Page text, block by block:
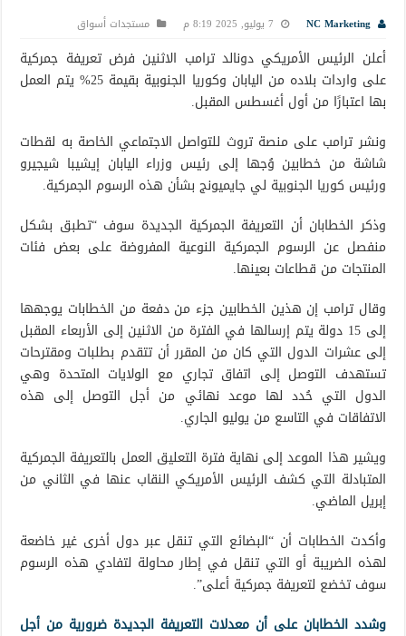
NC Marketing 7 يوليو, 2025 8:19 م مستجدات أسواق
أعلن الرئيس الأمريكي دونالد ترامب الاثنين فرض تعريفة جمركية
على واردات بلاده من اليابان وكوريا الجنوبية بقيمة 25% يتم العمل
بها اعتبارًا من أول أغسطس المقبل.
ونشر ترامب على منصة تروث للتواصل الاجتماعي الخاصة به لقطات
شاشة من خطابين وُجها إلى رئيس وزراء اليابان إيشيبا شيجيرو
ورئيس كوريا الجنوبية لي جايميونج بشأن هذه الرسوم الجمركية.
وذكر الخطابان أن التعريفة الجمركية الجديدة سوف “تطبق بشكل
منفصل عن الرسوم الجمركية النوعية المفروضة على بعض فئات
المنتجات من قطاعات بعينها.
وقال ترامب إن هذين الخطابين جزء من دفعة من الخطابات يوجهها
إلى 15 دولة يتم إرسالها في الفترة من الاثنين إلى الأربعاء المقبل
إلى عشرات الدول التي كان من المقرر أن تتقدم بطلبات ومقترحات
تستهدف التوصل إلى اتفاق تجاري مع الولايات المتحدة وهي
الدول التي حُدد لها موعد نهائي من أجل التوصل إلى هذه
الاتفاقات في التاسع من يوليو الجاري.
ويشير هذا الموعد إلى نهاية فترة التعليق العمل بالتعريفة الجمركية
المتبادلة التي كشف الرئيس الأمريكي النقاب عنها في الثاني من
إبريل الماضي.
وأكدت الخطابات أن “البضائع التي تنقل عبر دول أخرى غير خاضعة
لهذه الضريبة أو التي تنقل في إطار محاولة لتفادي هذه الرسوم
سوف تخضع لتعريفة جمركية أعلى”.
وشدد الخطابان على أن معدلات التعريفة الجديدة ضرورية من أجل